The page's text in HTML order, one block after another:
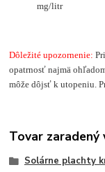
mg/litr
Dôležité upozornenie:
opatrnosť najmä
môže dôjsť k utopeniu.
Tovar zaradený
Solárne plachty